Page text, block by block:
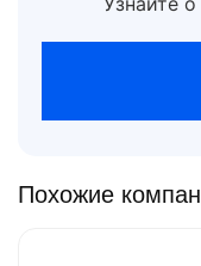
Похожие